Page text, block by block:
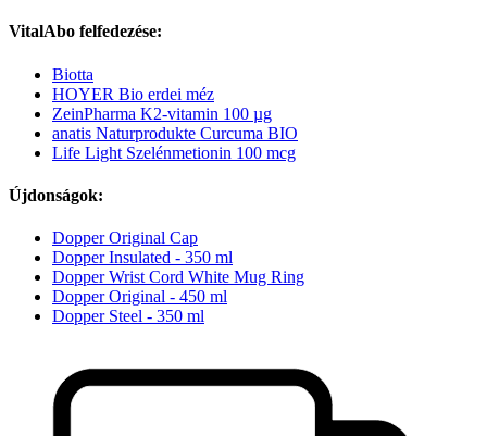
VitalAbo felfedezése:
Biotta
HOYER Bio erdei méz
ZeinPharma K2-vitamin 100 µg
anatis Naturprodukte Curcuma BIO
Life Light Szelénmetionin 100 mcg
Újdonságok:
Dopper Original Cap
Dopper Insulated - 350 ml
Dopper Wrist Cord White Mug Ring
Dopper Original - 450 ml
Dopper Steel - 350 ml